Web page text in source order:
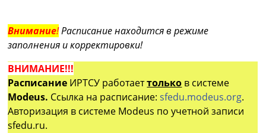
Внимание!Расписание находится в режиме
заполнения и корректировки!
ВНИМАНИЕ!!!
Расписание ИРТСУ работаеттолько в системе
Modeus. Ссылка на расписание:sfedu.modeus.org.
Авторизация в системе Modeus по учетной записи
sfedu.ru.